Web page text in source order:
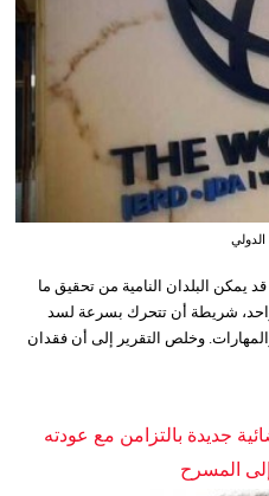
الدولي
يمكن البلدان النامية من تحقيق ما
شريطة أن تتحرك بسرعة لسد
وخلص التقرير إلى أن فقدان
جديدة بالتزامن مع عودته
المسرح